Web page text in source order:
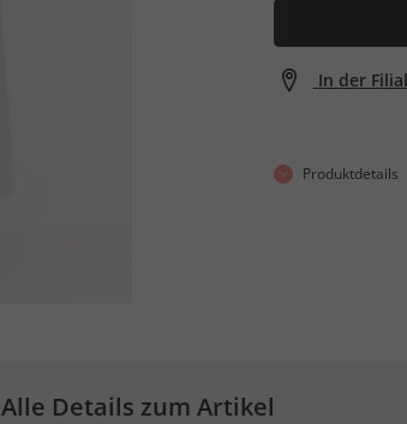
In der
Produktdetails
Alle Details zum Artikel